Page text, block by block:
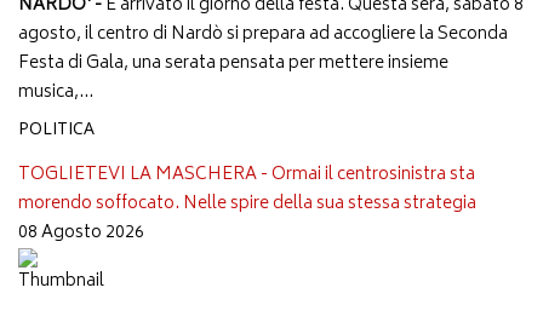
agosto, il centro di Nardò si prepara ad accogliere la Seconda
Festa di Gala, una serata pensata per mettere insieme
musica,...
POLITICA
TOGLIETEVI LA MASCHERA - Ormai il centrosinistra sta
morendo soffocato. Nelle spire della sua stessa strategia
08 Agosto 2026